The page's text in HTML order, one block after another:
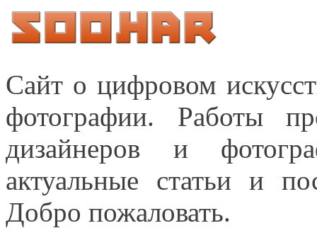
Сайт о цифровом
фотографии. Работы
дизайнеров и
актуальные статьи и
Добро пожаловать.